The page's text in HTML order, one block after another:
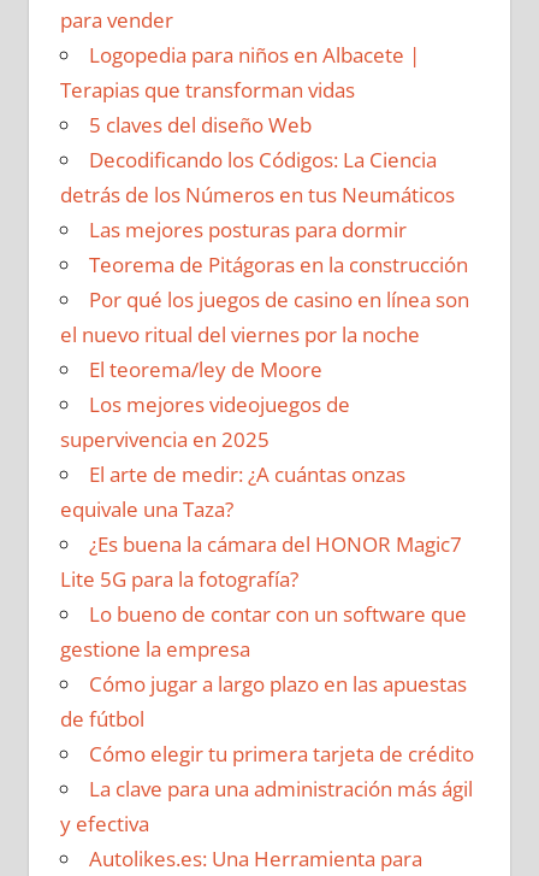
para vender
Logopedia para niños en Albacete |
Terapias que transforman vidas
5 claves del diseño Web
Decodificando los Códigos: La Ciencia
detrás de los Números en tus Neumáticos
Las mejores posturas para dormir
Teorema de Pitágoras en la construcción
Por qué los juegos de casino en línea son
el nuevo ritual del viernes por la noche
El teorema/ley de Moore
Los mejores videojuegos de
supervivencia en 2025
El arte de medir: ¿A cuántas onzas
equivale una Taza?
¿Es buena la cámara del HONOR Magic7
Lite 5G para la fotografía?
Lo bueno de contar con un software que
gestione la empresa
Cómo jugar a largo plazo en las apuestas
de fútbol
Cómo elegir tu primera tarjeta de crédito
La clave para una administración más ágil
y efectiva
Autolikes.es: Una Herramienta para